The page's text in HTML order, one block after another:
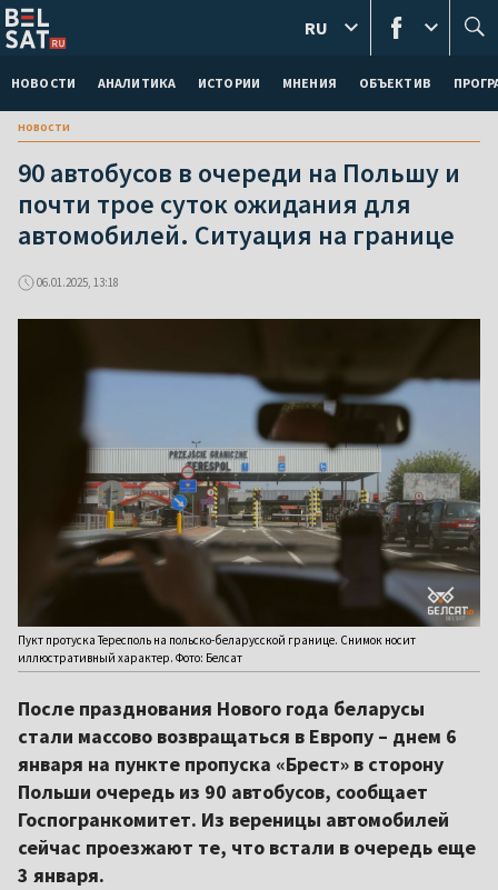
НОВОСТИ АНАЛИТИКА ИСТОРИИ МНЕНИЯ ОБЪЕКТИВ
RU
новости
90 автобусов в очереди на Польшу и
почти трое суток ожидания для
автомобилей. Ситуация на границе
06.01.2025, 13:18
Пукт протуска Тересполь на польско-беларусской границе. Снимок носит
иллюстративный характер. Фото: Белсат
После празднования Нового года беларусы
стали массово возвращаться в Европу – днем 6
января на пункте пропуска «Брест» в сторону
Польши очередь из 90 автобусов, сообщает
Госпогранкомитет. Из вереницы автомобилей
сейчас проезжают те, что встали в очередь еще
3 января.